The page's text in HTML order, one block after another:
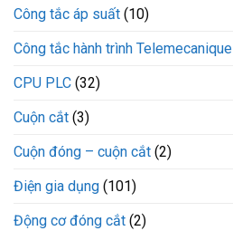
Công tắc áp suất (10)
Công tắc hành trình Telemecanique
CPU PLC (32)
Cuộn cắt (3)
Cuộn đóng – cuộn cắt (2)
Điện gia dụng (101)
Động cơ đóng cắt (2)